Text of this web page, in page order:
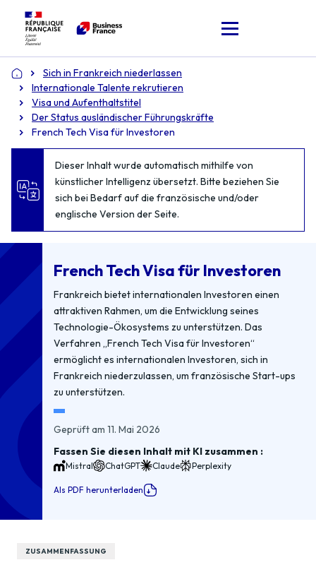
Accueil
Sich in Frankreich niederlassen
Internationale Talente rekrutieren
Visa und Aufenthaltstitel
Der Status ausländischer Führungskräfte
French Tech Visa für Investoren
Dieser Inhalt wurde automatisch mithilfe von
künstlicher Intelligenz übersetzt. Bitte beziehen Sie
sich bei Bedarf auf die französische und/oder
englische Version der Seite.
French Tech Visa für Investoren
Frankreich bietet internationalen Investoren einen
attraktiven Rahmen, um die Entwicklung seines
Technologie-Ökosystems zu unterstützen. Das
Verfahren „French Tech Visa für Investoren“
ermöglicht es internationalen Investoren, sich in
Frankreich niederzulassen, um französische Start-ups
zu unterstützen.
Geprüft am 11. Mai 2026
Fassen Sie diesen Inhalt mit KI zusammen :
Mistral ChatGPT Claude Perplexity
Als PDF herunterladen
ZUSAMMENFASSUNG